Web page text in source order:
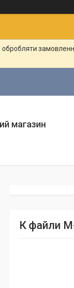
магазин
К файли